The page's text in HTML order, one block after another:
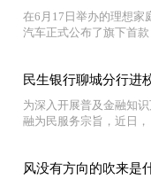
在6月17日举办的理想家
汽车正式公布了旗下首款
为深入开展普及金融知
融为民服务宗旨，近日，